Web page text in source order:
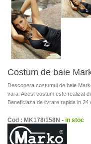
Costum de baie
Descopera costumul de baie
vara. Acest costum este realizat
Beneficiaza de livrare rapida in 24
Cod : MK178/158N - in stoc